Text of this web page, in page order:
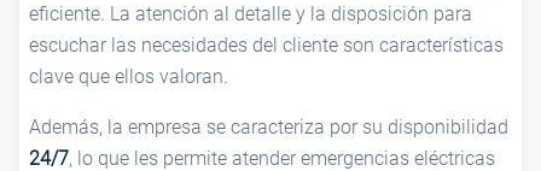
eficiente. La atención al detalle y la disposición para
escuchar las necesidades del cliente son características
clave que ellos valoran.
Además, la empresa se caracteriza por su disponibilidad
24/7, lo que les permite atender emergencias eléctricas